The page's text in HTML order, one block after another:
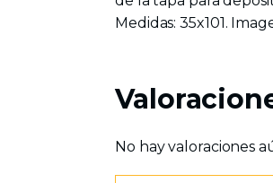
Medidas: 35x101.
No hay valoraciones